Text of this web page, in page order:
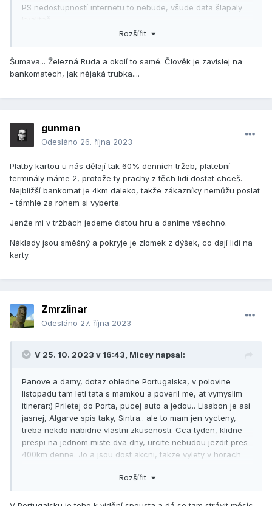
PS nedostupností internetu to nebude, všude data šlapaly
Rozšířit
Šumava... Železná Ruda a okolí to samé. Člověk je zavislej na
bankomatech, jak nějaká trubka....
gunman
Odesláno 26. října 2023
Platby kartou u nás dělají tak 60% denních tržeb, platební
terminály máme 2, protože ty prachy z těch lidí dostat chceš.
Nejbližší bankomat je 4km daleko, takže zákazníky nemůžu poslat
- támhle za rohem si vyberte.
Jenže mi v tržbách jedeme čistou hru a daníme všechno.
Náklady jsou směšný a pokryje je zlomek z dýšek, co dají lidi na
karty.
Zmrzlinar
Odesláno 27. října 2023
V 25. 10. 2023 v 16:43, Micey napsal:
Panove a damy, dotaz ohledne Portugalska, v polovine
listopadu tam leti tata s mamkou a poveril me, at vymyslim
itinerar:) Priletej do Porta, pucej auto a jedou.. Lisabon je asi
jasnej, Algarve spis taky, Sintra.. ale to mam jen vycteny,
treba nekdo nabidne vlastni zkusenosti. Cca tyden, klidne
prespi na jednom miste dva dny, urcite nebudou jezdit pres
400km denne. Jo a jsou dost akcni, takze vylety v horach
Rozšířit